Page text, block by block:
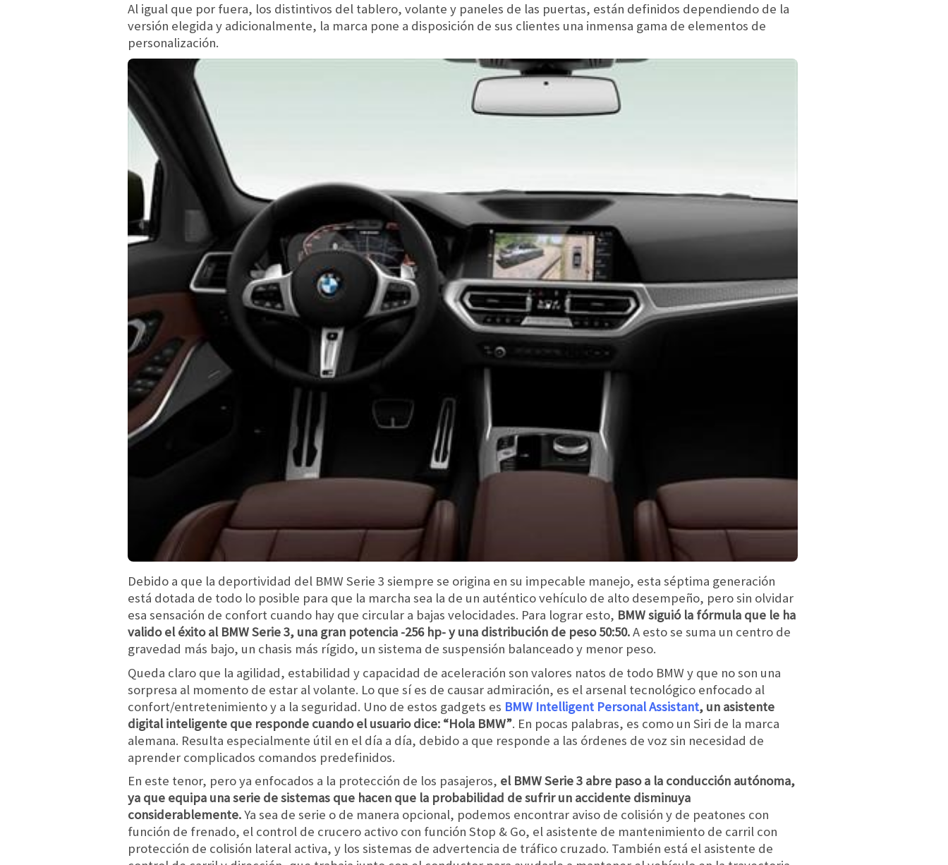
Al igual que por fuera, los distintivos del tablero, volante y paneles de las puertas, están definidos dependiendo de la
versión elegida y adicionalmente, la marca pone a disposición de sus clientes una inmensa gama de elementos de
personalización.
Debido a que la deportividad del BMW Serie 3 siempre se origina en su impecable manejo, esta séptima generación
está dotada de todo lo posible para que la marcha sea la de un auténtico vehículo de alto desempeño, pero sin olvidar
esa sensación de confort cuando hay que circular a bajas velocidades. Para lograr esto, BMW siguió la fórmula que le ha
valido el éxito al BMW Serie 3, una gran potencia -256 hp- y una distribución de peso 50:50.A esto se suma un centro de
gravedad más bajo, un chasis más rígido, un sistema de suspensión balanceado y menor peso.
Queda claro que la agilidad, estabilidad y capacidad de aceleración son valores natos de todo BMW y que no son una
sorpresa al momento de estar al volante. Lo que sí es de causar admiración, es el arsenal tecnológico enfocado al
confort/entretenimiento y a la seguridad. Uno de estos gadgets es BMW Intelligent Personal Assistant, un asistente
digital inteligente que responde cuando el usuario dice: “Hola BMW”. En pocas palabras, es como un Siri de la marca
alemana. Resulta especialmente útil en el día a día, debido a que responde a las órdenes de voz sin necesidad de
aprender complicados comandos predefinidos.
En este tenor, pero ya enfocados a la protección de los pasajeros, el BMW Serie 3 abre paso a la conducción autónoma,
ya que equipa una serie de sistemas que hacen que la probabilidad de sufrir un accidente disminuya
considerablemente.Ya sea de serie o de manera opcional, podemos encontrar aviso de colisión y de peatones con
función de frenado, el control de crucero activo con función Stop & Go, el asistente de mantenimiento de carril con
protección de colisión lateral activa, y los sistemas de advertencia de tráfico cruzado. También está el asistente de